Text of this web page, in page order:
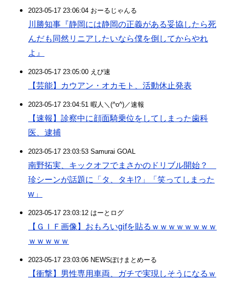
2023-05-17 23:06:04 おーるじゃんる
川勝知事『静岡には静岡の正義がある妥協したら死
んだも同然リニアしたいなら僕を倒してからやれ
よ』
2023-05-17 23:05:00 えび速
【芸能】カウアン・オカモト、活動休止発表
2023-05-17 23:04:51 暇人＼(^o^)／速報
【速報】診察中に顔面騎乗位をしてしまった歯科
医、逮捕
2023-05-17 23:03:53 Samurai GOAL
南野拓実、キックオフでまさかのドリブル開始？
珍シーンが話題に「タ、タキ!?」「笑ってしまった
w」
2023-05-17 23:03:12 はーとログ
【ＧＩＦ画像】おもろいgifを貼るｗｗｗｗｗｗｗｗ
ｗｗｗｗｗ
2023-05-17 23:03:06 NEWSぽけまとめーる
【衝撃】男性専用車両、ガチで実現しそうになるｗ